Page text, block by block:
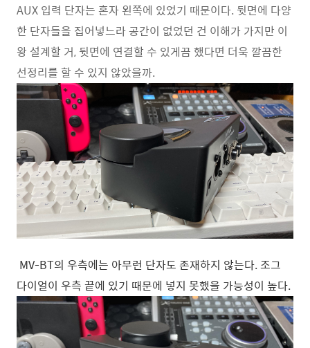
AUX 입력 단자는 혼자 왼쪽에 있었기 때문이다. 뒷면에 다양
한 단자들을 집어넣느라 공간이 없었던 건 이해가 가지만 이
왕 설계할 거, 뒷면에 연결할 수 있게끔 했다면 더욱 깔끔한
선정리를 할 수 있지 않았을까.
MV-BT의 우측에는 아무런 단자도 존재하지 않는다. 조그
다이얼이 우측 끝에 있기 때문에 넣지 못했을 가능성이 높다.